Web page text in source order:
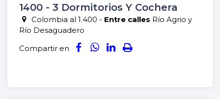
1400 - 3 Dormitorios Y Cochera
Colombia al 1.400 - Entre calles Río Agrio y
Río Desaguadero
Compartir en